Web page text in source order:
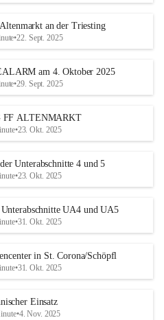
an der Triesting
•22. Sept. 2025
am 4. Oktober 2025
•29. Sept. 2025
FF ALTENMARKT
•23. Okt. 2025
Unterabschnitte 4 und 5
•23. Okt. 2025
UA4 und UA5
•31. Okt. 2025
in St. Corona/Schöpfl
•31. Okt. 2025
Einsatz
•4. Nov. 2025